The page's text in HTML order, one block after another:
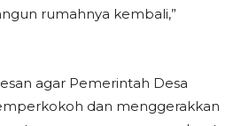
rumahnya kembali,”
agar Pemerintah Desa
dan menggerakkan